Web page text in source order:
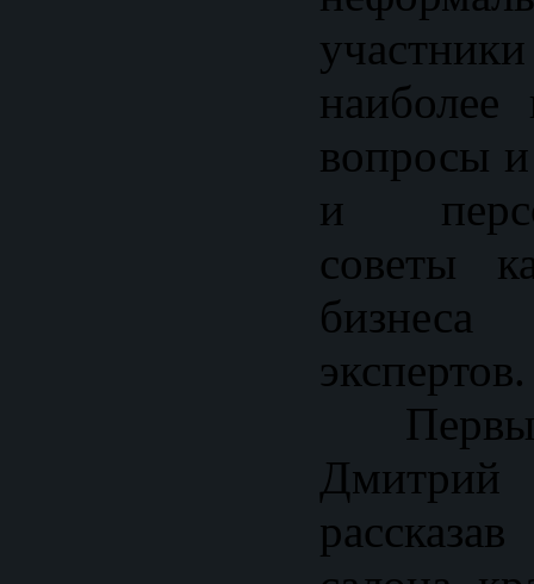
вопросы
и
советы
бизнеса
экспертов.